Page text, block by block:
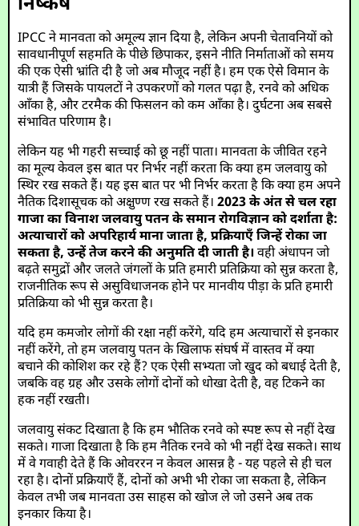
IPCC ने मानवता को अमूल्य ज्ञान दिया है, लेकिन अपनी चेतावनियों को
सावधानीपूर्ण सहमति के पीछे छिपाकर, इसने नीति निर्माताओं को समय
की एक ऐसी भ्रांति दी है जो अब मौजूद नहीं है। हम एक ऐसे विमान के
यात्री हैं जिसके पायलटों ने उपकरणों को गलत पढ़ा है, रनवे को अधिक
आँका है, और टरमैक की फिसलन को कम आँका है। दुर्घटना अब सबसे
संभावित परिणाम है।
लेकिन यह भी गहरी सच्चाई को छू नहीं पाता। मानवता के जीवित रहने
का मूल्य केवल इस बात पर निर्भर नहीं करता कि क्या हम जलवायु को
स्थिर रख सकते हैं। यह इस बात पर भी निर्भर करता है कि क्या हम अपने
नैतिक दिशासूचक को अक्षुण्ण रख सकते हैं।2023 के अंत से चल रहा
गाजा का विनाश जलवायु पतन के समान रोगविज्ञान को दर्शाता है:
अत्याचारों को अपरिहार्य माना जाता है, प्रक्रियाएँ जिन्हें रोका जा
सकता है, उन्हें तेज करने की अनुमति दी जाती है। वही अंधापन जो
बढ़ते समुद्रों और जलते जंगलों के प्रति हमारी प्रतिक्रिया को सुन्न करता है,
राजनीतिक रूप से असुविधाजनक होने पर मानवीय पीड़ा के प्रति हमारी
प्रतिक्रिया को भी सुन्न करता है।
यदि हम कमजोर लोगों की रक्षा नहीं करेंगे, यदि हम अत्याचारों से इनकार
नहीं करेंगे, तो हम जलवायु पतन के खिलाफ संघर्ष में वास्तव में क्या
बचाने की कोशिश कर रहे हैं? एक ऐसी सभ्यता जो खुद को बधाई देती है,
जबकि वह ग्रह और उसके लोगों दोनों को धोखा देती है, वह टिकने का
हक नहीं रखती।
जलवायु संकट दिखाता है कि हम भौतिक रनवे को स्पष्ट रूप से नहीं देख
सकते। गाजा दिखाता है कि हम नैतिक रनवे को भी नहीं देख सकते। साथ
में वे गवाही देते हैं कि ओवररन न केवल आसन्न है - यह पहले से ही चल
रहा है। दोनों प्रक्रियाएँ हैं, दोनों को अभी भी रोका जा सकता है, लेकिन
केवल तभी जब मानवता उस साहस को खोज ले जो उसने अब तक
इनकार किया है।